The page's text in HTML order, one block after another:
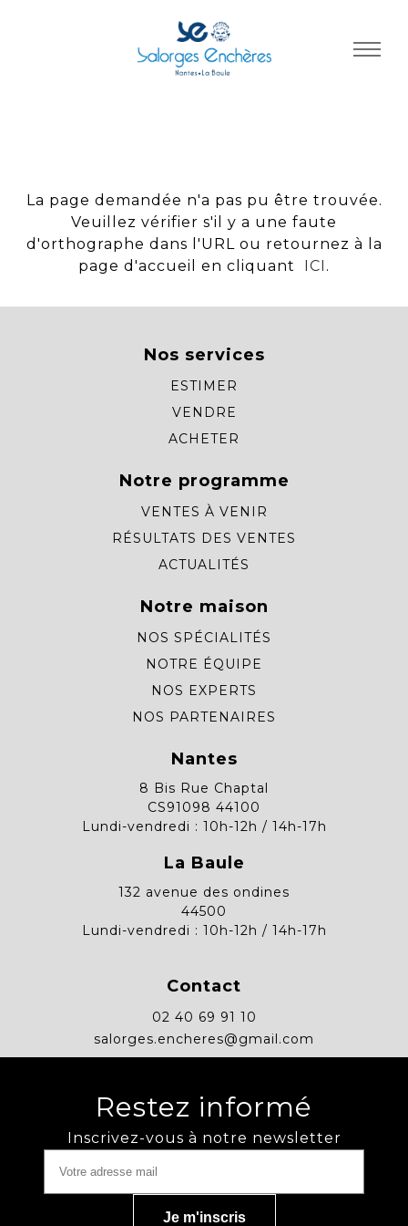
La page demandée n'a pas pu être trouvée.
Veuillez vérifier s'il y a une faute
d'orthographe dans l'URL ou retournez à la
page d'accueil en cliquant
ICI .
Nos services
ESTIMER
VENDRE
ACHETER
Notre programme
VENTES À VENIR
RÉSULTATS DES VENTES
ACTUALITÉS
Notre maison
NOS SPÉCIALITÉS
NOTRE ÉQUIPE
NOS EXPERTS
NOS PARTENAIRES
Nantes
8 Bis Rue Chaptal
CS91098 44100
Lundi-vendredi : 10h-12h / 14h-17h
La Baule
132 avenue des ondines
44500
Lundi-vendredi : 10h-12h / 14h-17h
Contact
02 40 69 91 10
salorges.encheres@gmail.com
Restez informé
Inscrivez-vous à notre newsletter